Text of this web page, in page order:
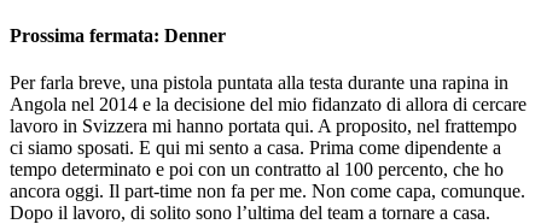
Prossima fermata: Denner
Per farla breve, una pistola puntata alla testa durante una rapina in
Angola nel 2014 e la decisione del mio fidanzato di allora di cercare
lavoro in Svizzera mi hanno portata qui. A proposito, nel frattempo
ci siamo sposati. E qui mi sento a casa. Prima come dipendente a
tempo determinato e poi con un contratto al 100 percento, che ho
ancora oggi. Il part-time non fa per me. Non come capa, comunque.
Dopo il lavoro, di solito sono l’ultima del team a tornare a casa.